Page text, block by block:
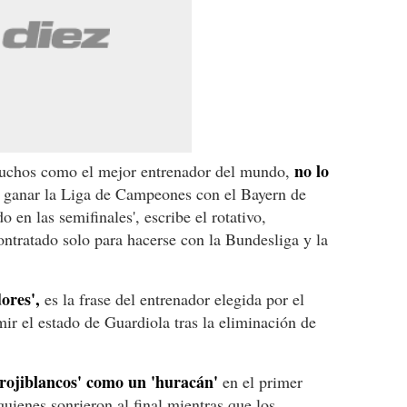
como el mejor entrenador del mundo, no lo
la Liga de Campeones con el Bayern de
en las semifinales', escribe el rotativo,
solo para hacerse con la Bundesliga y la
es la frase del entrenador elegida por el
el estado de Guardiola tras la eliminación de
como un 'huracán' en el primer